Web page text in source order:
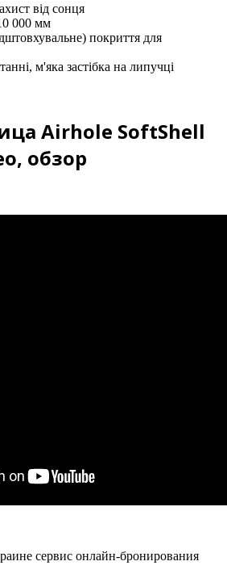
від сонця
000 мм
покриття для
м'яка застібка на липучці
Airhole SoftShell
обзор
сервис онлайн-бронирования